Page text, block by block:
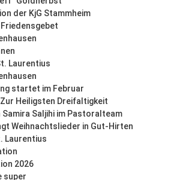
der KjG Stammheim
Laurentius
startet im Februar
Heiligsten Dreifaltigkeit
Samira Saljihi im Pastoralteam
Weihnachtslieder in Gut-Hirten
Laurentius
2026
super